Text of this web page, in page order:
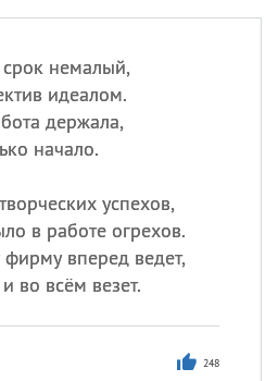
немалый,
идеалом.
держала,
начало.
успехов,
в работе огрехов.
фирму вперед ведет,
во всём везет.
248